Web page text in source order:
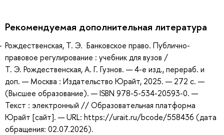
Рекомендуемая дополнительная литература
Рождественская, Т. Э. Банковское право. Публично-
правовое регулирование : учебник для вузов /
Т. Э. Рождественская, А. Г. Гузнов. — 4-е изд., перераб. и
доп. — Москва : Издательство Юрайт, 2025. — 272 с. —
(Высшее образование). — ISBN 978-5-534-20593-0. —
Текст : электронный // Образовательная платформа
Юрайт [сайт]. — URL: https://urait.ru/bcode/558436 (дата
обращения: 02.07.2026).